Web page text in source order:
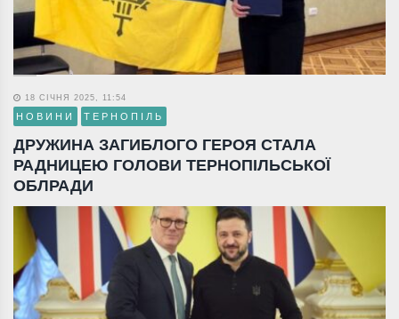
18 СІЧНЯ 2025, 11:54
НОВИНИ ТЕРНОПІЛЬ
ДРУЖИНА ЗАГИБЛОГО ГЕРОЯ СТАЛА
РАДНИЦЕЮ ГОЛОВИ ТЕРНОПІЛЬСЬКОЇ
ОБЛРАДИ